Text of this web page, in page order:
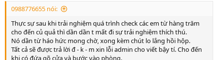
0988776655 nói:
Thực sự sau khi trải nghiệm quá trình check các em từ hàng trăm
cho đến củ quả thì dần dần t mất đi sự trải nghiệm thích thú.
Nó dần từ háo hức mong chờ, xong kèm chút lo lắng hồi hộp.
Tất cả sẽ được trả lời đ - k - m xin lỗi admin cho viết bậy tí. Cho đến
khi có đứa gõ cửa và bước vào phòng.